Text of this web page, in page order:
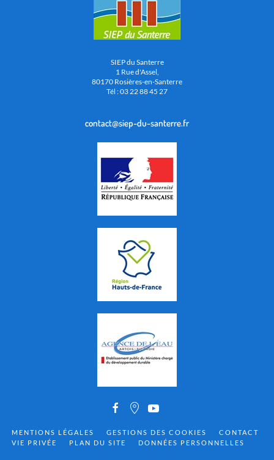
SIEP du Santerre
1 Rue d'Assel,
80170 Rosières-en-Santerre
Tél : 03 22 88 45 27
MENTIONS LÉGALES GESTIONS DES COOKIES
CONTACT
VIE PRIVÉE
PLAN DU SITE DONNÉES PERSONNELLES